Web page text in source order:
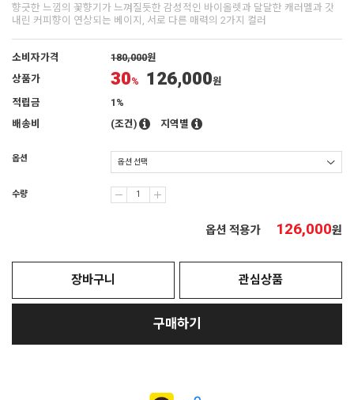
향긋한 느낌의 꽃향기가 느껴질듯한 감성적인 바이올렛과 달달한 캐러멜과 갓
내린 커피향이 연상되는 베이지, 서로 다른 매력의 2가지 컬러
소비자가격 180,000원
상품가
30% 126,000원
적립금
1%
배송비
(조건) 지역별
옵션
수량
옵션 적용가 126,000원
장바구니 관심상품
구매하기